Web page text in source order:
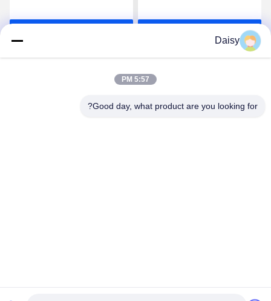
بهترین قیمت رو بدست
Daisy
5:57 PM
Good day, what product are you looking for?